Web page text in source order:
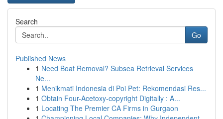
Search
Go
Published News
1 Need Boat Removal? Subsea Retrieval Services
Ne...
1 Menikmati Indonesia di Poi Pet: Rekomendasi Res...
1 Obtain Four-Acetoxy-copyright Digitally : A...
1 Locating The Premier CA Firms in Gurgaon